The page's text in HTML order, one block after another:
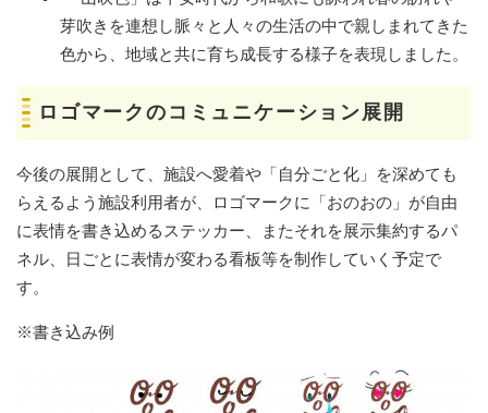
芽吹きを連想し脈々と人々の生活の中で親しまれてきた
色から、地域と共に育ち成長する様子を表現しました。
ロゴマークのコミュニケーション展開
今後の展開として、施設へ愛着や「自分ごと化」を深めても
らえるよう施設利用者が、ロゴマークに「おのおの」が自由
に表情を書き込めるステッカー、またそれを展示集約するパ
ネル、日ごとに表情が変わる看板等を制作していく予定で
す。
※書き込み例